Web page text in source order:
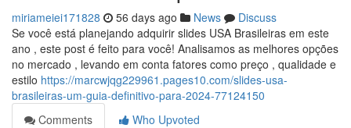
miriameiei171828 56 days ago News
Discuss
Se você está planejando adquirir slides USA Brasileiras em este
ano , este post é feito para você! Analisamos as melhores opções
no mercado , levando em conta fatores como preço , qualidade e
estilo https://marcwjqg229961.pages10.com/slides-usa-
brasileiras-um-guia-definitivo-para-2024-77124150
Comments
Who Upvoted